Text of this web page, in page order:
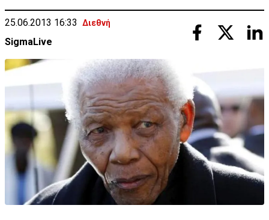
25.06.2013 16:33 Διεθνή
SigmaLive